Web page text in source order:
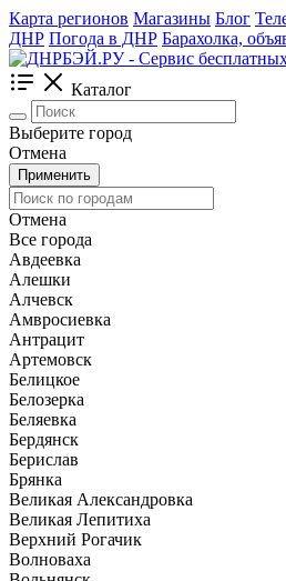
Карта регионов Магазины Блог
ДНР Погода в ДНР Барахолка,
Каталог
Выберите город
Отмена
Применить
Отмена
Все города
Авдеевка
Алешки
Алчевск
Амвросиевка
Антрацит
Артемовск
Белицкое
Белозерка
Беляевка
Бердянск
Берислав
Брянка
Великая Александровка
Великая Лепитиха
Верхний Рогачик
Волноваха